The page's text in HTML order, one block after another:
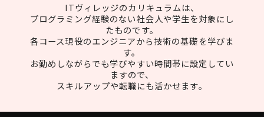
ITヴィレッジのカリキュラムは、
プログラミング経験のない社会人や学生を対象にし
たものです。
各コース現役のエンジニアから技術の基礎を学びま
す。
お勤めしながらでも学びやすい時間帯に設定してい
ますので、
スキルアップや転職にも活かせます。